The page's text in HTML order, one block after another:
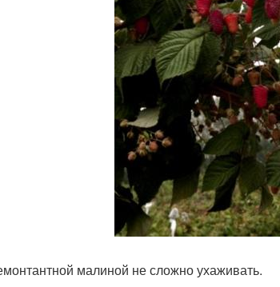
малиной не сложно ухаживать.